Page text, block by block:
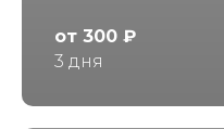
от 300 ₽
3 дня